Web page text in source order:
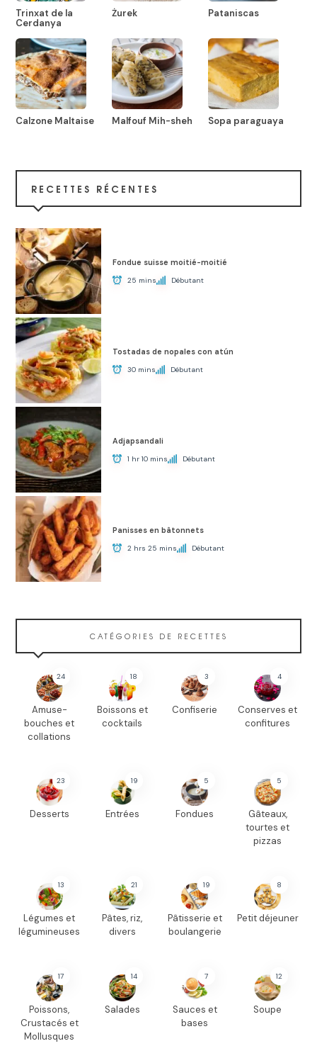
Trinxat de la
Cerdanya
Żurek Pataniscas
Calzone Maltaise Malfouf Mih-sheh Sopa paraguaya
RECETTES RÉCENTES
Fondue suisse moitié-moitié
25 mins Débutant
Tostadas de nopales con atún
30 mins Débutant
Adjapsandali
1 hr 10 mins Débutant
Panisses en bâtonnets
2 hrs 25 mins Débutant
CATÉGORIES DE RECETTES
24
Amuse-
bouches et
collations
18
Boissons et
cocktails
3
Confiserie
4
Conserves et
confitures
23
Desserts
19
Entrées
5
Fondues
5
Gâteaux,
tourtes et
pizzas
13
Légumes et
légumineuses
21
Pâtes, riz,
divers
19
Pâtisserie et
boulangerie
8
Petit déjeuner
17
Poissons,
Crustacés et
Mollusques
14
Salades
7
Sauces et
bases
12
Soupe